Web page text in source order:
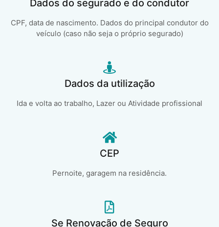
Dados do segurado e do condutor
CPF, data de nascimento. Dados do principal condutor do
veículo (caso não seja o próprio segurado)
Dados da utilização
Ida e volta ao trabalho, Lazer ou Atividade profissional
CEP
Pernoite, garagem na residência.
Se Renovação de Seguro